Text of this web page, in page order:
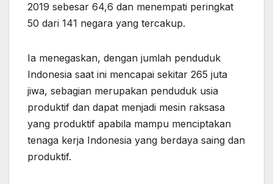
2019 sebesar 64,6 dan menempati peringkat
50 dari 141 negara yang tercakup.
Ia menegaskan, dengan jumlah penduduk
Indonesia saat ini mencapai sekitar 265 juta
jiwa, sebagian merupakan penduduk usia
produktif dan dapat menjadi mesin raksasa
yang produktif apabila mampu menciptakan
tenaga kerja Indonesia yang berdaya saing dan
produktif.